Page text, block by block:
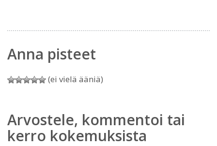
Anna pisteet
(ei vielä ääniä)
Arvostele, kommentoi tai
kerro kokemuksista